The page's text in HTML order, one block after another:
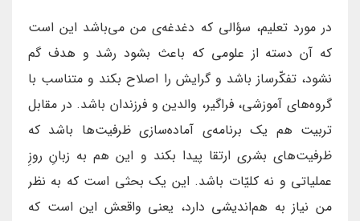
در مورد تعلیم، سؤالی که دغدغه‌ی من می‌باشد این است
که آن دسته از علومی که باعث بشود رشد و هدف گم
نشود، تفکّرساز باشد و گرایش را اصلاح بکند و متناسب با
گروه‌های آموزشی، فراگیر، والدین و فرزندان باشد. در مقابل
تربیت هم یک برنامه‌ی آماده‌سازی ظرفیت‌‌ها باشد که
ظرفیت‌های بشری ارتقا پیدا بکند و این هم به زبانِ روزِ
عملیاتی و نه کلیّات باشد. این یک بحثی است که به نظر
من نیاز به هم‌اندیشی دارد، یعنی واقعش این است که